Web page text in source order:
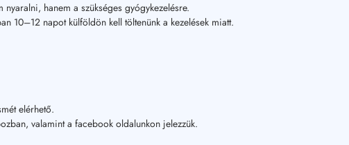
hanem a szükséges gyógykezelésre.
10–12 napot külföldön kell töltenünk a kezelések miatt.
elérhető.
valamint a facebook oldalunkon jelezzük.